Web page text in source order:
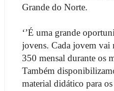
Grande do Norte.
‘’É uma grande
jovens. Cada jovem vai
350 mensal durante os
Também
material didático para